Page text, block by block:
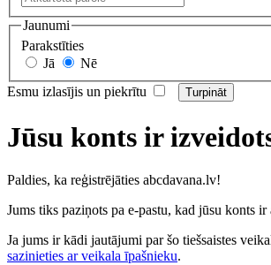
Jaunumi
Parakstīties
Jā
Nē
Esmu izlasījis un piekrītu
Jūsu konts ir
Paldies, ka reģistrējāties abcdavana.lv!
Jums tiks paziņots pa e-pastu, kad jūsu konts ir
Ja jums ir kādi jautājumi par šo tiešsaistes
sazinieties ar veikala īpašnieku.